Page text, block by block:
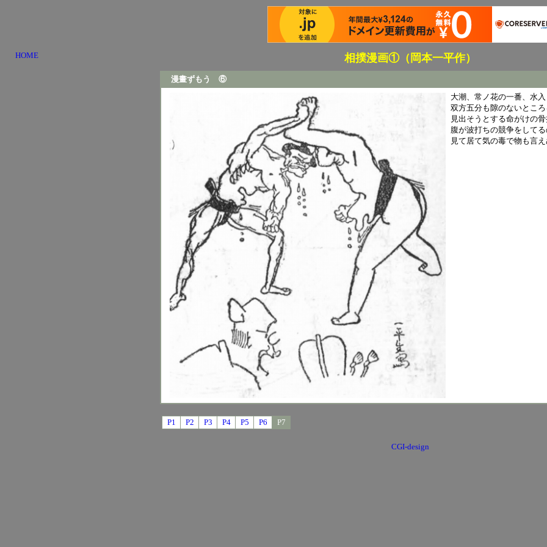
HOME 相撲漫画①（岡本一平作）
漫畫ずもう ⑥
大潮、常ノ花の一番、水
双方五分も隙のないとこ
見出そうとする命がけの
腹が波打ちの競争をして
見て居て気の毒で物も言
P1 P2 P3 P4 P5 P6 P7
CGI-design